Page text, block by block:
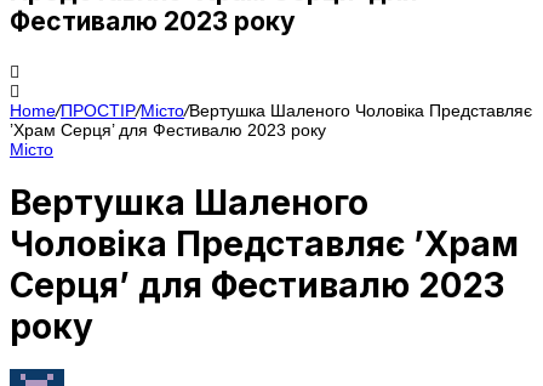
Фестивалю 2023 року
Home/ПРОСТІР/Місто/Вертушка Шаленого Чоловіка Представляє
’Храм Серця’ для Фестивалю 2023 року
Місто
Вертушка Шаленого
Чоловіка Представляє ’Храм
Серця’ для Фестивалю 2023
року